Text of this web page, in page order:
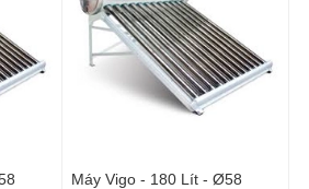
Máy Vigo - 180 Lít - Ø58